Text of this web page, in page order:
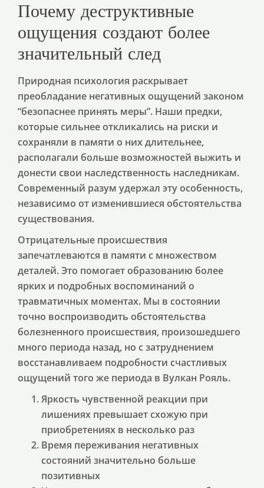
Почему деструктивные
ощущения создают более
значительный след
Природная психология раскрывает
преобладание негативных ощущений законом
“безопаснее принять меры”. Наши предки,
которые сильнее откликались на риски и
сохраняли в памяти о них длительнее,
располагали больше возможностей выжить и
донести свои наследственность наследникам.
Современный разум удержал эту особенность,
независимо от изменившиеся обстоятельства
существования.
Отрицательные происшествия
запечатлеваются в памяти с множеством
деталей. Это помогает образованию более
ярких и подробных воспоминаний о
травматичных моментах. Мы в состоянии
точно воспроизводить обстоятельства
болезненного происшествия, произошедшего
много периода назад, но с затруднением
восстанавливаем подробности счастливых
ощущений того же периода в Вулкан Рояль.
Яркость чувственной реакции при
лишениях превышает схожую при
приобретениях в несколько раз
Время переживания негативных
состояний значительно больше
позитивных